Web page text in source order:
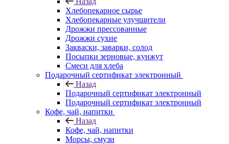
Хлебопекарное сырье
Хлебопекарные улучшители
Дрожжи прессованные
Дрожжи сухие
Закваски, заварки, солод
Посыпки зерновые, кунжут
Смеси для хлеба
Подарочный сертификат электронный
Назад
Подарочный сертификат электронный
Подарочный сертификат электронный
Кофе, чай, напитки
Назад
Кофе, чай, напитки
Морсы, смузи